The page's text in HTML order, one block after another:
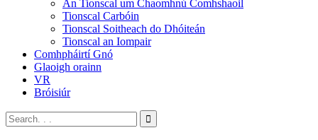
An Tionscal um Chaomhnú Comhshaoil
Tionscal Carbóin
Tionscal Soitheach do Dhóiteán
Tionscal an Iompair
Comhpháirtí Gnó
Glaoigh orainn
VR
Bróisiúr